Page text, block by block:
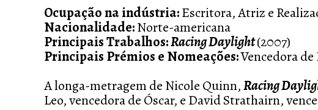
Ocupação na indústria:Escritora, Atriz e
Nacionalidade:Norte-americana
Principais Trabalhos:Racing Daylight(2007)
Principais Prémios e Nomeações:Vencedora
A longa-metragem de Nicole Quinn,Racing
Leo, vencedora de Óscar, e David Strathairn,